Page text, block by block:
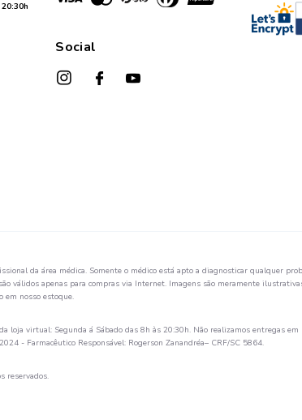
Social
da área médica. Somente o médico está apto a diagnosticar qualquer
válidos apenas para compras via Internet. Imagens são meramente
em nosso estoque.
virtual: Segunda á Sábado das 8h às 20:30h. Não realizamos entregas em
- Farmacêutico Responsável: Rogerson Zanandréa– CRF/SC 5864.
reservados.